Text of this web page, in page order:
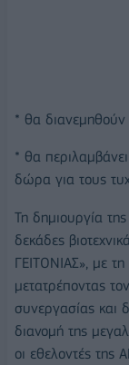
* θα
* θα
δώρα για τους
Τη δημιουργία
δεκάδες
ΓΕΙΤΟΝΙΑΣ», με
μετατρέποντας
συνεργασίας και
διανομή της
οι εθελοντές